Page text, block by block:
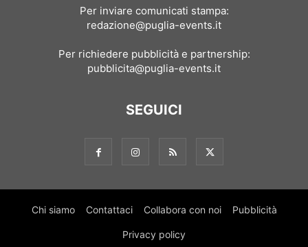
Per inviare comunicati stampa:
redazione@puglia-events.it
Per richiedere pubblicità e partnership:
pubblicita@puglia-events.it
SEGUICI
Chi siamo Contattaci Collabora con noi Pubblicità
Privacy policy